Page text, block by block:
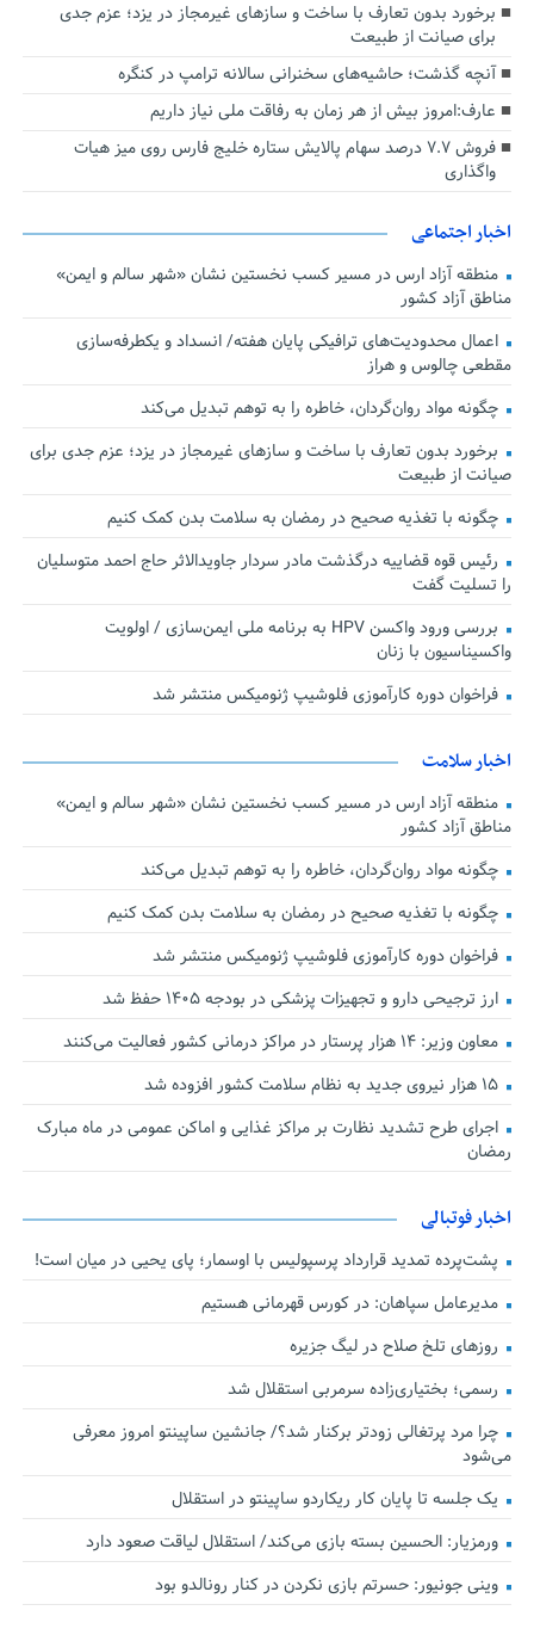
برخورد بدون تعارف با ساخت‌ و سازهای غیرمجاز در یزد؛ عزم جدی
برای صیانت از طبیعت
آنچه گذشت؛ حاشیه‌های سخنرانی سالانه ترامپ در کنگره
عارف:امروز بیش از هر زمان به رفاقت ملی نیاز داریم
فروش ۷.۷ درصد سهام پالایش ستاره خلیج فارس روی میز هیات
واگذاری
اخبار اجتماعی
منطقه آزاد ارس در مسیر کسب نخستین نشان «شهر سالم و ایمن»
مناطق آزاد کشور
اعمال محدودیت‌های ترافیکی پایان هفته/ انسداد و یکطرفه‌سازی
مقطعی چالوس و هراز
چگونه مواد روان‌گردان، خاطره را به توهم تبدیل می‌کند
برخورد بدون تعارف با ساخت‌ و سازهای غیرمجاز در یزد؛ عزم جدی برای
صیانت از طبیعت
چگونه با تغذیه صحیح در رمضان به سلامت بدن کمک کنیم
رئیس قوه قضاییه درگذشت مادر سردار جاویدالاثر حاج احمد متوسلیان
را تسلیت گفت
بررسی ورود واکسن HPV به برنامه ملی ایمن‌سازی / اولویت
واکسیناسیون با زنان
فراخوان دوره کارآموزی فلوشیپ ژنومیکس منتشر شد
اخبار سلامت
منطقه آزاد ارس در مسیر کسب نخستین نشان «شهر سالم و ایمن»
مناطق آزاد کشور
چگونه مواد روان‌گردان، خاطره را به توهم تبدیل می‌کند
چگونه با تغذیه صحیح در رمضان به سلامت بدن کمک کنیم
فراخوان دوره کارآموزی فلوشیپ ژنومیکس منتشر شد
ارز ترجیحی دارو و تجهیزات پزشکی در بودجه ۱۴۰۵ حفظ شد
معاون وزیر: ۱۴ هزار پرستار در مراکز درمانی کشور فعالیت می‌کنند
۱۵ هزار نیروی جدید به نظام سلامت کشور افزوده شد
اجرای طرح تشدید نظارت بر مراکز غذایی و اماکن عمومی در ماه مبارک
رمضان
اخبار فوتبالی
پشت‌پرده تمدید قرارداد پرسپولیس با اوسمار؛ پای یحیی در میان است!
مدیرعامل سپاهان: در کورس قهرمانی هستیم
روزهای تلخ صلاح در لیگ جزیره
رسمی؛ بختیاری‌زاده سرمربی استقلال شد
چرا مرد پرتغالی زودتر برکنار شد؟/ جانشین ساپینتو امروز معرفی
می‌شود
یک جلسه تا پایان کار ریکاردو ساپینتو در استقلال
ورمزیار: الحسین بسته بازی می‌کند/ استقلال لیاقت صعود دارد
وینی جونیور: حسرتم بازی نکردن در کنار رونالدو بود